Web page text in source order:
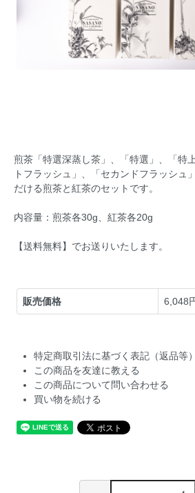
煎茶「特選深蒸し茶」、「特選」、「特
トフラッシュ」、「セカンドフラッシュ
だける煎茶と紅茶のセットです。
内容量：煎茶各30g、紅茶各20g
【送料無料】でお送りいたします。
販売価格 6,048
特定商取引法に基づく表記（返品等）
この商品を友達に教える
この商品について問い合わせる
買い物を続ける